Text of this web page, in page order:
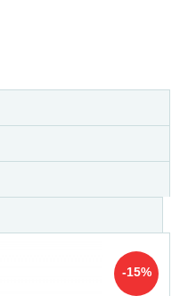
-15%